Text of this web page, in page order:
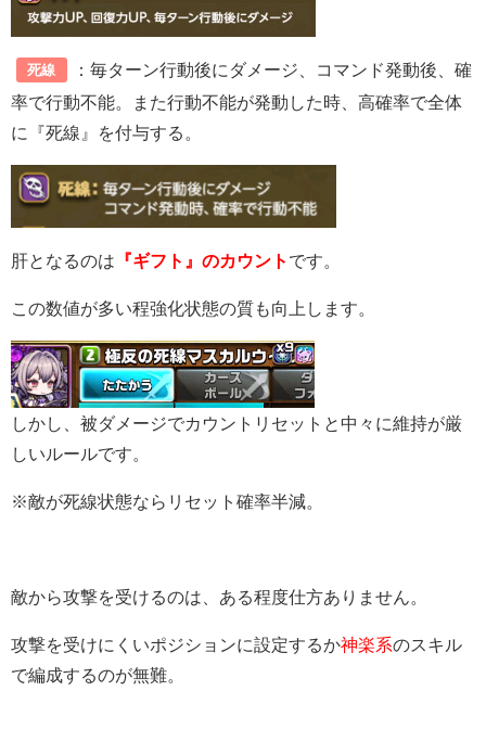
死線
：毎ターン行動後にダメージ、コマンド発動後、確
率で行動不能。また行動不能が発動した時、高確率で全体
に『死線』を付与する。
肝となるのは 『ギフト』のカウント です。
この数値が多い程強化状態の質も向上します。
しかし、被ダメージでカウントリセットと中々に維持が厳
しいルールです。
※敵が死線状態ならリセット確率半減。
敵から攻撃を受けるのは、ある程度仕方ありません。
攻撃を受けにくいポジションに設定するか神楽系のスキル
で編成するのが無難。